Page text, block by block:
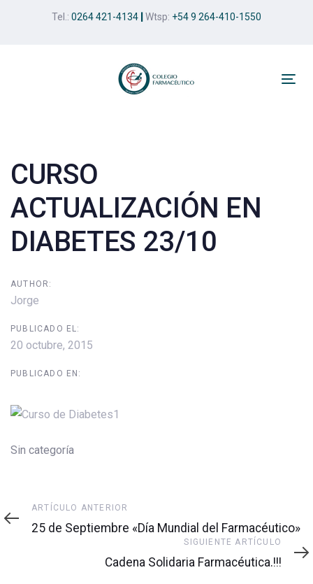
Tel.: 0264 421-4134 Wtsp: +54 9 264-410-1550
CURSO
ACTUALIZACIÓN EN
DIABETES 23/10
AUTHOR:
Jorge
PUBLICADO EL:
20 octubre, 2015
PUBLICADO EN:
Sin categoría
navigation
Artículo
anterior
ARTÍCULO ANTERIOR
25 de Septiembre «Día Mundial del Farmacéutico»
artículo
SIGUIENTE ARTÍCULO
Cadena Solidaria Farmacéutica.!!!